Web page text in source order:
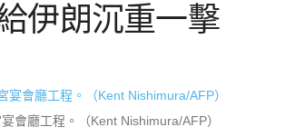
伊朗沉重一擊
會廳工程。（Kent Nishimura/AFP）